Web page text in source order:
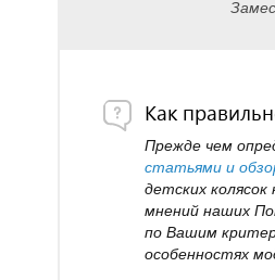
Как
Прежде чем
статьями и
детских
мнений наших
по Вашим
особенностях